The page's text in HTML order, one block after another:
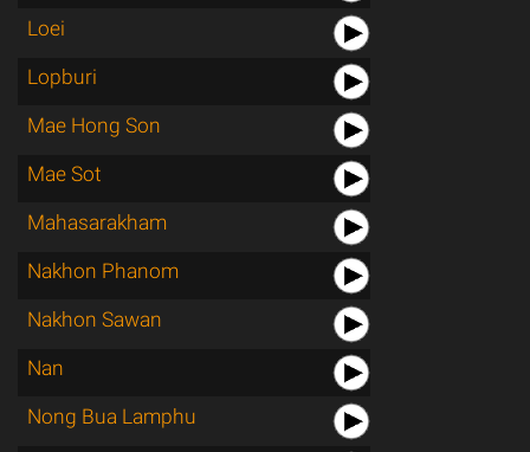
Loei
Lopburi
Mae Hong Son
Mae Sot
Mahasarakham
Nakhon Phanom
Nakhon Sawan
Nan
Nong Bua Lamphu